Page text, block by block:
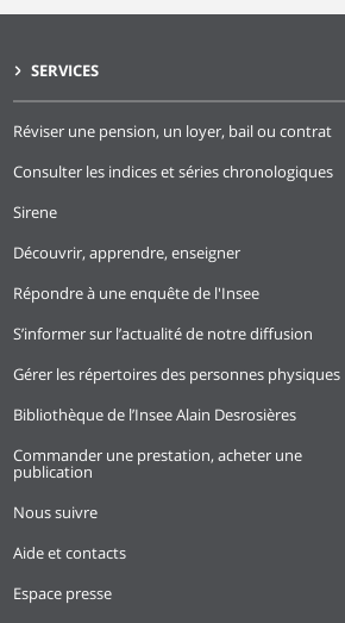
SERVICES
Réviser une pension, un loyer, bail ou contrat
Consulter les indices et séries chronologiques
Sirene
Découvrir, apprendre, enseigner
Répondre à une enquête de l'Insee
S’informer sur l’actualité de notre diffusion
Gérer les répertoires des personnes physiques
Bibliothèque de l’Insee Alain Desrosières
Commander une prestation, acheter une
publication
Nous suivre
Aide et contacts
Espace presse